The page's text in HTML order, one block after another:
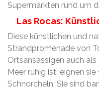
Supermärkten rund um
Las Rocas:
Diese künstlichen und
Strandpromenade von
Ortsansässigen auch
Meer ruhig ist, eignen
Schnorcheln. Sie sind